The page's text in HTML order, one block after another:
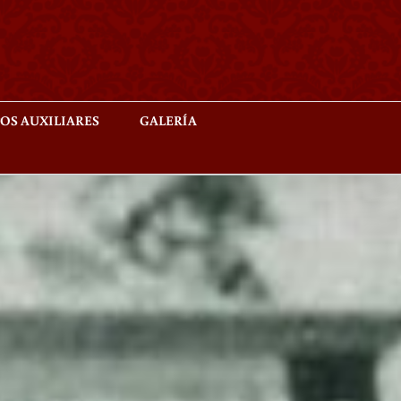
AUXILIARES GALERÍA